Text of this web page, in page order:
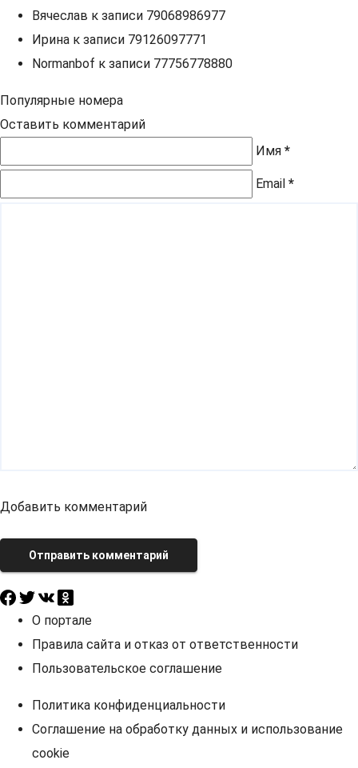
Вячеслав к записи 79068986977
Ирина к записи 79126097771
Normanbof к записи 77756778880
Популярные номера
Оставить комментарий
Имя *
Email *
Добавить комментарий
Отправить комментарий
О портале
Правила сайта и отказ от ответственности
Пользовательское соглашение
Политика конфиденциальности
Соглашение на обработку данных и использование
cookie